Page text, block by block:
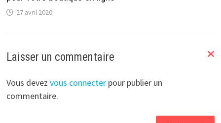
27 avril 2020
Laisser un commentaire
Vous devez vous connecterpour publier un
commentaire.